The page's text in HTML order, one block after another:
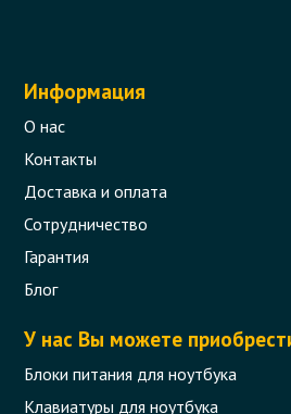
Информация
О нас
Контакты
Доставка и оплата
Сотрудничество
Гарантия
Блог
У нас Вы можете
Блоки питания для ноутбука
Клавиатуры для ноутбука